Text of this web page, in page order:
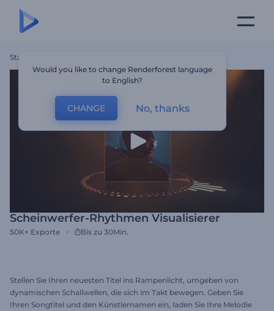
Startseite
Scheinwerfer-Rhythmen Visualisierer
50K+ Exporte Bis zu 30Min.
Stellen Sie Ihren neuesten Titel ins Rampenlicht, umgeben von
dynamischen Schallwellen, die sich im Takt bewegen. Geben Sie
Ihren Songtitel und den Künstlernamen ein, laden Sie Ihre Melodie
Would you like to change Renderforest language
to English?
CHANGE No, thanks